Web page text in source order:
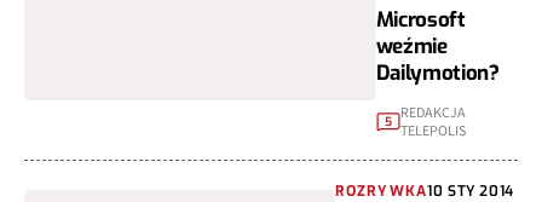
Microsoft
weźmie
Dailymotion?
5 REDAKCJA
TELEPOLIS
ROZRYWKA10 STY 2014